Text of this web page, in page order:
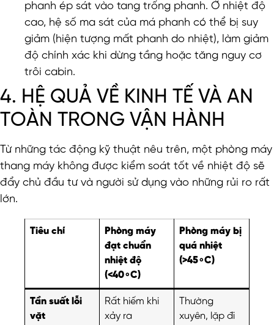
phanh ép sát vào tang trống phanh. Ở nhiệt độ
cao, hệ số ma sát của má phanh có thể bị suy
giảm (hiện tượng mất phanh do nhiệt), làm giảm
độ chính xác khi dừng tầng hoặc tăng nguy cơ
trôi cabin.
4. HỆ QUẢ VỀ KINH TẾ VÀ AN
TOÀN TRONG VẬN HÀNH
Từ những tác động kỹ thuật nêu trên, một phòng máy
thang máy không được kiểm soát tốt về nhiệt độ sẽ
đẩy chủ đầu tư và người sử dụng vào những rủi ro rất
lớn.
Tiêu chí
Phòng máy
đạt chuẩn
nhiệt độ
(<40∘C)
Phòng máy bị
quá nhiệt
(>45∘C)
Tần suất lỗi
vặt
Rất hiếm khi
xảy ra
Thường
xuyên, lặp đi